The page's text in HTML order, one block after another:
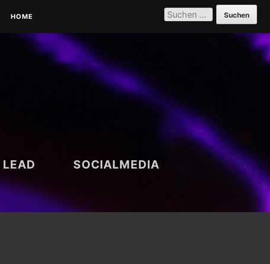
HOME
PARTNER | REFERENZEN |
DATENSCHUTZERKLÄRUNG
SUCHEN
NACH:
LEAD SOCIALMEDIA